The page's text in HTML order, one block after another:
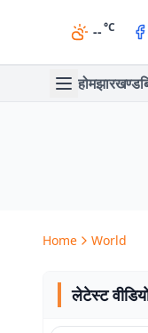
--°C
होमझारखण्ड
Home World
लेटेस्ट